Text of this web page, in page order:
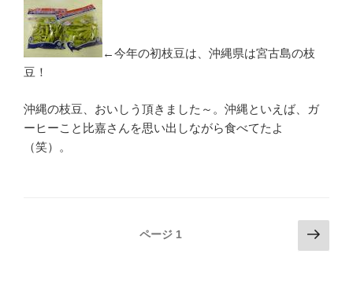
←今年の初枝豆は、沖縄県は宮古島の枝
豆！
沖縄の枝豆、おいしう頂きました～。沖縄といえば、ガ
ーヒーこと比嘉さんを思い出しながら食べてたよ
（笑）。
ページ 1
次
の